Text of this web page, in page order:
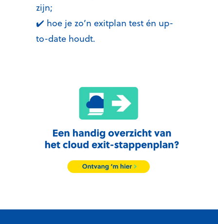
zijn;
✔️ hoe je zo’n exitplan test én up-
to-date houdt.